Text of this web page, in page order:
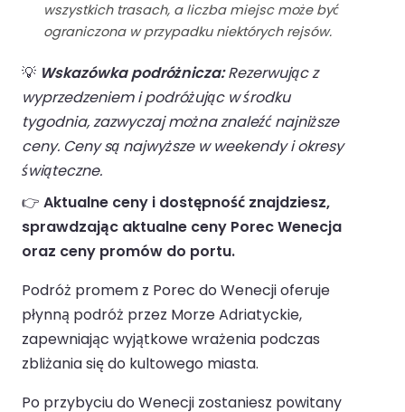
wszystkich trasach, a liczba miejsc może być
ograniczona w przypadku niektórych rejsów.
💡 Wskazówka podróżnicza:Rezerwując z
wyprzedzeniem i podróżując w środku
tygodnia, zazwyczaj można znaleźć najniższe
ceny. Ceny są najwyższe w weekendy i okresy
świąteczne.
👉 Aktualne ceny i dostępność znajdziesz,
sprawdzając aktualne ceny Porec Wenecja
oraz ceny promów do portu.
Podróż promem z Porec do Wenecji oferuje
płynną podróż przez Morze Adriatyckie,
zapewniając wyjątkowe wrażenia podczas
zbliżania się do kultowego miasta.
Po przybyciu do Wenecji zostaniesz powitany